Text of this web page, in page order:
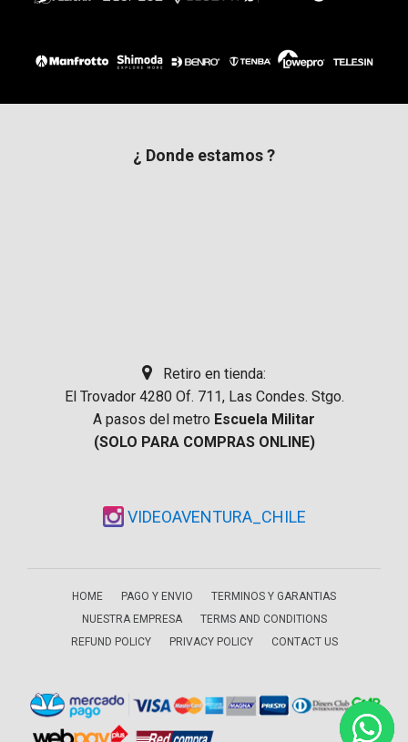
¿ Donde estamos ?
Retiro en tienda:
El Trovador 4280 Of. 711, Las Condes. Stgo.
A pasos del metro Escuela Militar
(SOLO PARA COMPRAS ONLINE)
VIDEOAVENTURA_CHILE
HOME PAGO Y ENVIO
TERMINOS Y GARANTIAS
NUESTRA EMPRESA
TERMS AND CONDITIONS
REFUND POLICY
PRIVACY POLICY CONTACT US